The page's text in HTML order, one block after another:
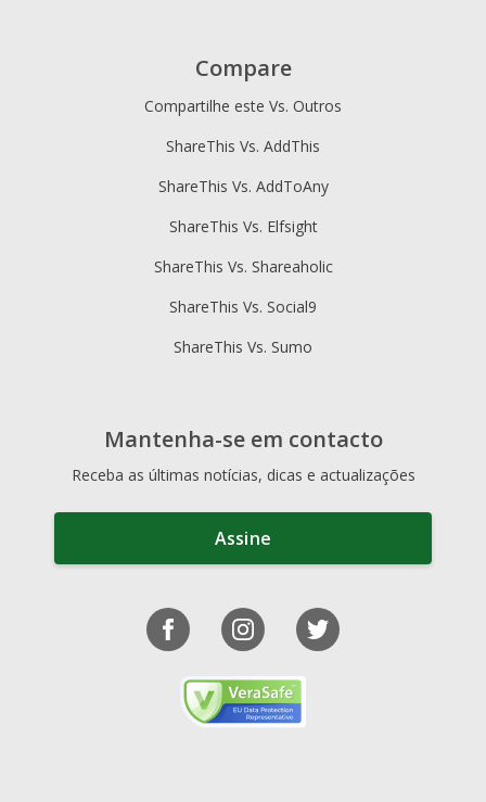
Compare
Compartilhe este Vs. Outros
ShareThis Vs. AddThis
ShareThis Vs. AddToAny
ShareThis Vs. Elfsight
ShareThis Vs. Shareaholic
ShareThis Vs. Social9
ShareThis Vs. Sumo
Mantenha-se em contacto
Receba as últimas notícias, dicas e actualizações
Assine